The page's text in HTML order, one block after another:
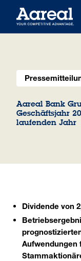
Aareal Bank
Geschäftsjahr
laufenden Jahr
Dividende von
Aufwendungen